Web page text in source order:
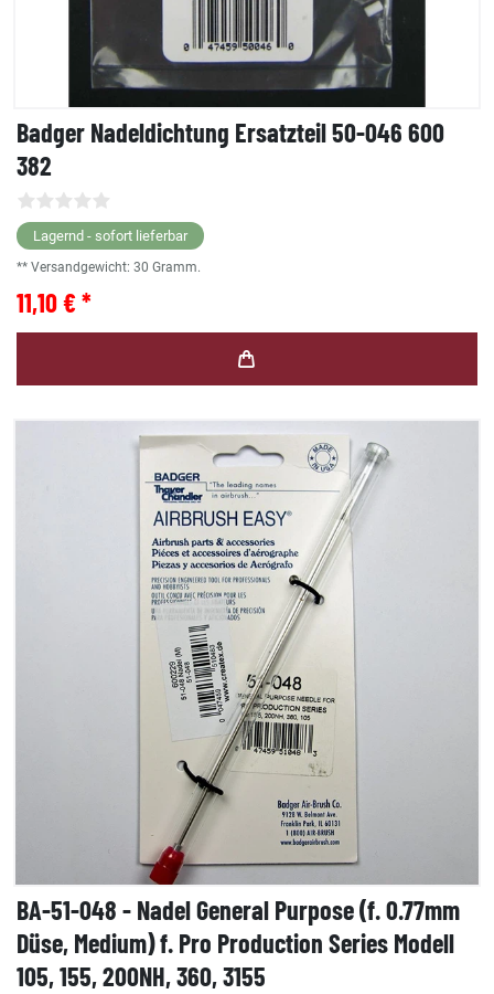
Badger Nadeldichtung Ersatzteil 50-046 600
382
Lagernd - sofort lieferbar
** Versandgewicht: 30 Gramm.
11,10 € *
BA-51-048 - Nadel General Purpose (f. 0.77mm
Düse, Medium) f. Pro Production Series Modell
105, 155, 200NH, 360, 3155